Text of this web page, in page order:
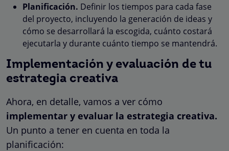
Planificación. Definir los tiempos para cada fase
del proyecto, incluyendo la generación de ideas y
cómo se desarrollará la escogida, cuánto costará
ejecutarla y durante cuánto tiempo se mantendrá.
Implementación y evaluación de tu
estrategia creativa
Ahora, en detalle, vamos a ver cómo
implementar y evaluar la estrategia creativa.
Un punto a tener en cuenta en toda la
planificación: